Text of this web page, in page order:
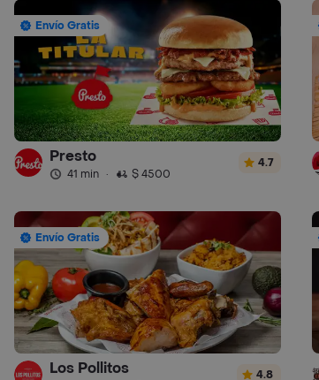
Envío Gratis
Presto
41 min · $ 4500
4.7
Envío Gratis
Los Pollitos 4.8